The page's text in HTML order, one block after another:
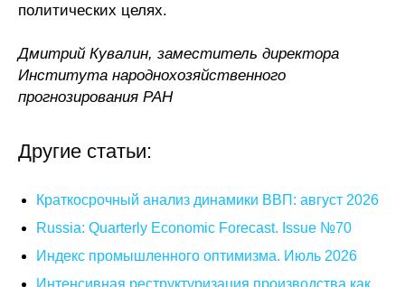
политических целях.
Дмитрий Кувалин, заместитель директора
Института народнохозяйственного
прогнозирования РАН
Другие статьи:
Краткосрочный анализ динамики ВВП: август 2026
Russia: Quarterly Economic Forecast. Issue №70
Индекс промышленного оптимизма. Июль 2026
Интенсивная реструктуризация производства как